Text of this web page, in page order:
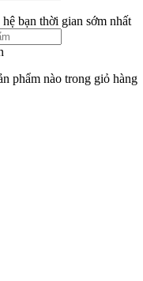
bạn thời gian sớm nhất
phẩm nào trong giỏ hàng